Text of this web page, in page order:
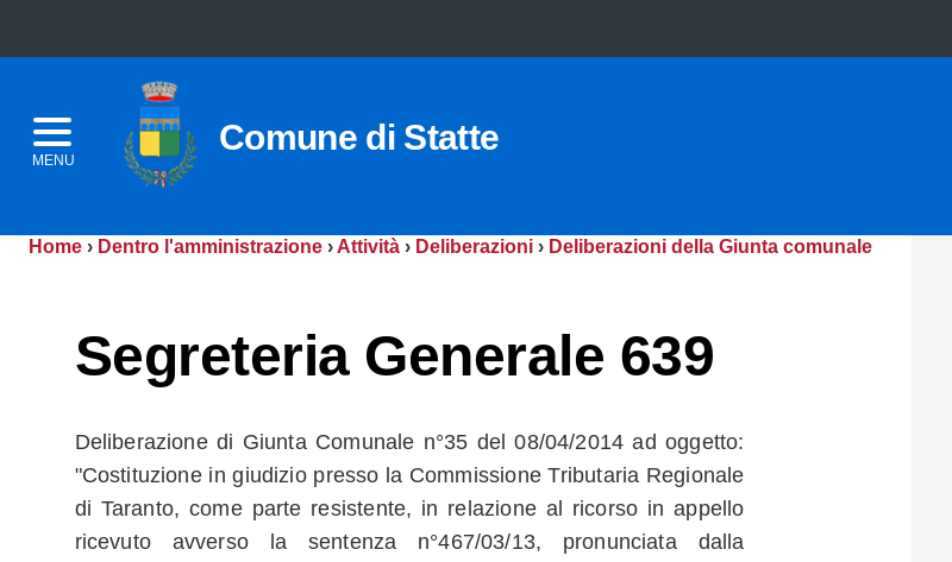
MENU
Comune di Statte
Home › Dentro l'amministrazione › Attività › Deliberazioni › Deliberazioni della Giunta comunale
Segreteria Generale 639
Deliberazione di Giunta Comunale n°35 del 08/04/2014 ad oggetto:
"Costituzione in giudizio presso la Commissione Tributaria Regionale
di Taranto, come parte resistente, in relazione al ricorso in appello
ricevuto avverso la sentenza n°467/03/13, pronunciata dalla